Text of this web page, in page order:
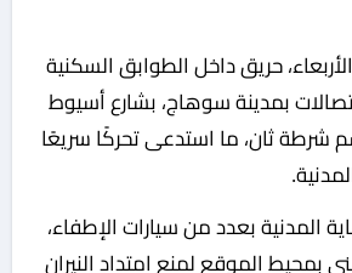
حريق داخل الطوابق السكنية
بمدينة سوهاج، بشارع أسيوط
ثان، ما استدعى تحركًا سريعًا
المدنية بعدد من سيارات الإطفاء،
الموقع لمنع امتداد النيران